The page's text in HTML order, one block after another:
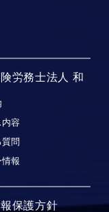
労務士法人 和
内容
質問
情報
保護方針